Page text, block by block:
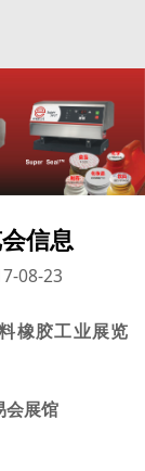
信息
08-23
橡胶工业展览
会展馆